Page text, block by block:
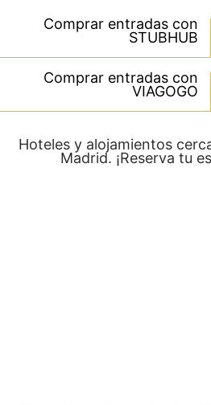
Comprar entradas con
STUBHUB
Comprar entradas con
VIAGOGO
Hoteles y alojamientos
Madrid. ¡Reserva tu